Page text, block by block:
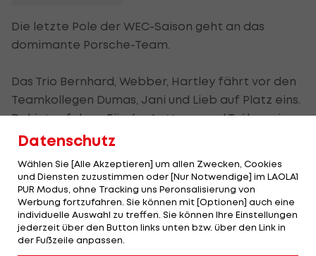
Die letzte Pole der WEC-Saison geht an das
domimante Porsche-Team.
Das Trio Bernhard, Webber, Hartley fährt vor den
Teamkollegen Dumas, Jani und Lieb auf Platz eins.
Dahinter folgen Fässler, Lotterer und Tréluyer im
Audi mit über einer Sekunde Rückstand auf Rang
Rennen gemeinsam mit Sarrazin und Conway von
Position sechs unmittelbar vor Dominik Kraiamers
Rebellion-Boliden.
In der GT-Klasse startet Gesamt-Leader Richard
Datenschutz
Wählen Sie [Alle Akzeptieren] um allen Zwecken, Cookies
und Diensten zuzustimmen oder [Nur Notwendige] im LAOLA1
PUR Modus, ohne Tracking uns Peronsalisierung von
Werbung fortzufahren. Sie können mit [Optionen] auch eine
individuelle Auswahl zu treffen. Sie können Ihre Einstellungen
jederzeit über den Button links unten bzw. über den Link in
der Fußzeile anpassen.